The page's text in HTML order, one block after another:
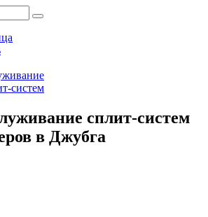
систем
сплит-систем
в Джубга